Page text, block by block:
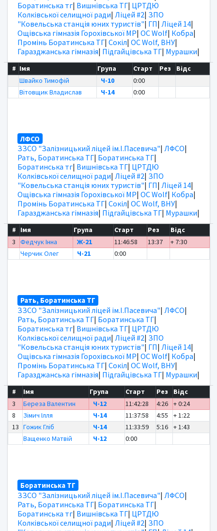
Боратинська тг| Вишнівська ТГ| ЦРТДЮ
Колківської селищної ради| Ліцей #2| ЗПО
"Ковельська станція юних туристів"| ГП| Ліцей 14|
Ощівська гімназія Горохівської МР| OC Wolf| Кобра|
Промінь Боратинська ТГ| Сокіл| OC Wolf, ВНУ|
Гаразджанська гімназія| Підгайцівська ТГ| Мурашки|
# Імя Група Старт Рез
Відс
Швайко Тимофій
Ч-10
0:00
Вітовщик Владислав
Ч-14 0:00
ЛФСО
ЗЗСО "Залізницький ліцей ім.І.Пасевича"| ЛФСО|
Рать, Боратинська ТГ| Боратинська ТГ|
Боратинська тг| Вишнівська ТГ| ЦРТДЮ
Колківської селищної ради| Ліцей #2| ЗПО
"Ковельська станція юних туристів"| ГП| Ліцей 14|
Ощівська гімназія Горохівської МР| OC Wolf| Кобра|
Промінь Боратинська ТГ| Сокіл| OC Wolf, ВНУ|
Гаразджанська гімназія| Підгайцівська ТГ| Мурашки|
# Імя Група Старт Рез
Відс
3
Федчук Інна Ж-21 11:46:58 13:37
+ 7:30
Черчик Олег
Ч-21 0:00
Рать, Боратинська ТГ
ЗЗСО "Залізницький ліцей ім.І.Пасевича"| ЛФСО|
Рать, Боратинська ТГ| Боратинська ТГ|
Боратинська тг| Вишнівська ТГ| ЦРТДЮ
Колківської селищної ради| Ліцей #2| ЗПО
"Ковельська станція юних туристів"| ГП| Ліцей 14|
Ощівська гімназія Горохівської МР| OC Wolf| Кобра|
Промінь Боратинська ТГ| Сокіл| OC Wolf, ВНУ|
Гаразджанська гімназія| Підгайцівська ТГ| Мурашки|
# Імя Група Старт Рез
Відс
3
Береза Валентин Ч-12 11:42:28 4:26
+ 0:24
8
Зімич Ілля Ч-14 11:37:58 4:55
+ 1:22
13 Гожик Гліб Ч-14 11:33:59 5:16
+ 1:43
Ващенко Матвій
Ч-12 0:00
Боратинська ТГ
ЗЗСО "Залізницький ліцей ім.І.Пасевича"| ЛФСО|
Рать, Боратинська ТГ| Боратинська ТГ|
Боратинська тг| Вишнівська ТГ| ЦРТДЮ
Колківської селищної ради| Ліцей #2| ЗПО